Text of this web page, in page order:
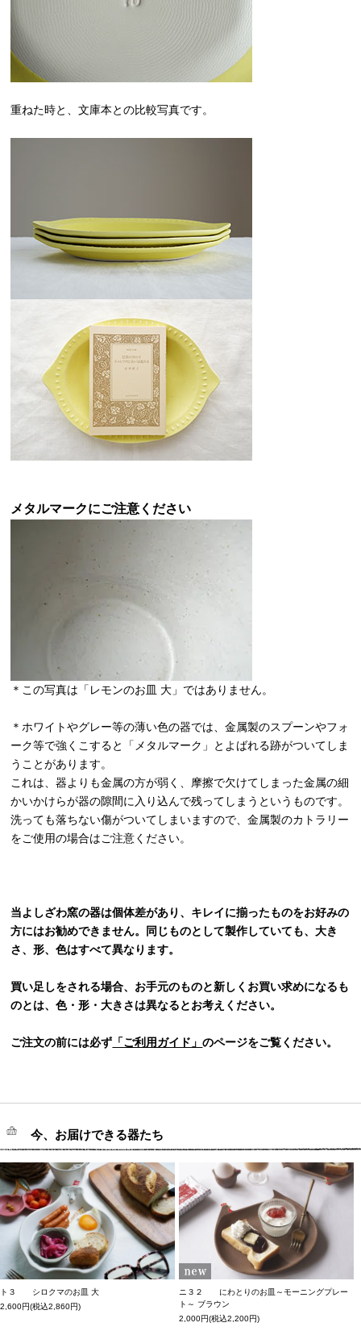
重ねた時と、文庫本との比較写真です。
メタルマークにご注意ください
＊この写真は「レモンのお皿 大」ではありません。
＊ホワイトやグレー等の薄い色の器では、金属製のスプーンやフォ
ーク等で強くこすると「メタルマーク」とよばれる跡がついてしま
うことがあります。
これは、器よりも金属の方が弱く、摩擦で欠けてしまった金属の細
かいかけらが器の隙間に入り込んで残ってしまうというものです。
洗っても落ちない傷がついてしまいますので、金属製のカトラリー
をご使用の場合はご注意ください。
当よしざわ窯の器は個体差があり、キレイに揃ったものをお好みの
方にはお勧めできません。同じものとして製作していても、大き
さ、形、色はすべて異なります。
買い足しをされる場合、お手元のものと新しくお買い求めになるも
のとは、色・形・大きさは異なるとお考えください。
ご注文の前には必ず 「ご利用ガイド」のページをご覧ください。
今、お届けできる器たち
ト３ シロクマのお皿 大
2,600円(税込2,860円)
ニ３２ にわとりのお皿～モーニングプレー
ト～ ブラウン
2,000円(税込2,200円)